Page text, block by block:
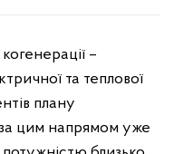
–
та теплової
плану
за цим напрямом уже